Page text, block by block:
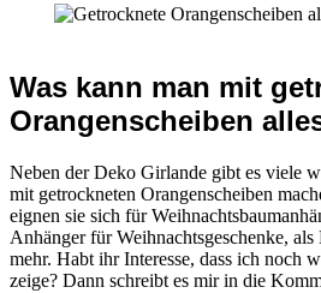
Was kann man mit
Orangenscheiben
Neben der Deko Girlande gibt es viele
mit getrockneten Orangenscheiben
eignen sie sich für
Anhänger für Weihnachtsgeschenke,
mehr. Habt ihr Interesse, dass ich noch
zeige? Dann schreibt es mir in die